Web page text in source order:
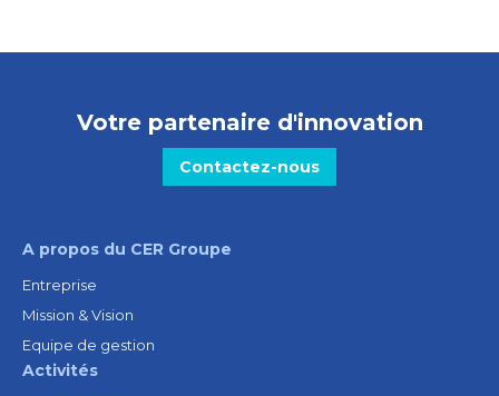
Votre partenaire d'innovation
Contactez-nous
A propos du CER Groupe
Entreprise
Mission & Vision
Equipe de gestion
Activités